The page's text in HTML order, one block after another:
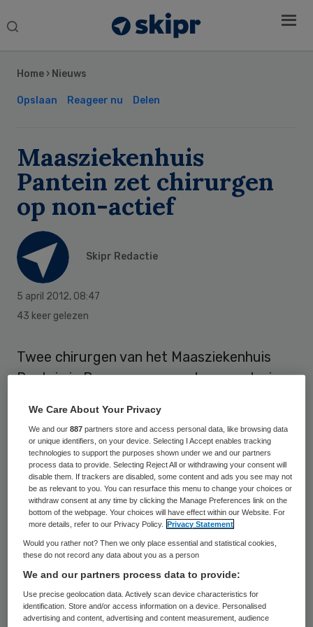
Search
Home › Nieuws
Opslaan Reageer nu Delen
Maasziekenhuis
Pantein zet chirurgen
op non-actief
Skipr Redactie
5 april 2012, 08:47
43 keer gelezen
Twee chirurgen van het Maasziekenhuis
Pantein in Boxmeer mogen daar voorlopig
bestuur op non-actief gesteld. Volgens de
raad van bestuur is er een
samenwerkingsprobleem tussen de
maatschap chirurgie en in- en externe
partijen waarmee de maatschap
samenwerkt.
Bij hetMaasziekenhuis Pantein
totaal vijf chirurgen. De raad van bestuur is
met hen in gesprek over een oplossing van
de problemen. Volgens een woordvoerder
Sidebar
We Care About Your Privacy
We and our887 partners store and access personal data, like browsing data
or unique identifiers, on your device. Selecting I Accept enables tracking
technologies to support the purposes shown under we and our partners
process data to provide. Selecting Reject All or withdrawing your consent will
disable them. If trackers are disabled, some content and ads you see may not
be as relevant to you. You can resurface this menu to change your choices or
withdraw consent at any time by clicking the Manage Preferences link on the
bottom of the webpage. Your choices will have effect within our Website. For
more details, refer to our Privacy Policy.
Privacy Statement
Would you rather not? Then we only place essential and statistical cookies,
these do not record any data about you as a person
We and our partners process data to provide:
Use precise geolocation data. Actively scan device characteristics for
identification. Store and/or access information on a device. Personalised
advertising and content, advertising and content measurement, audience